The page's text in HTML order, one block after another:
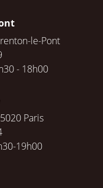
le-Pont
- 18h00
Paris
19h00